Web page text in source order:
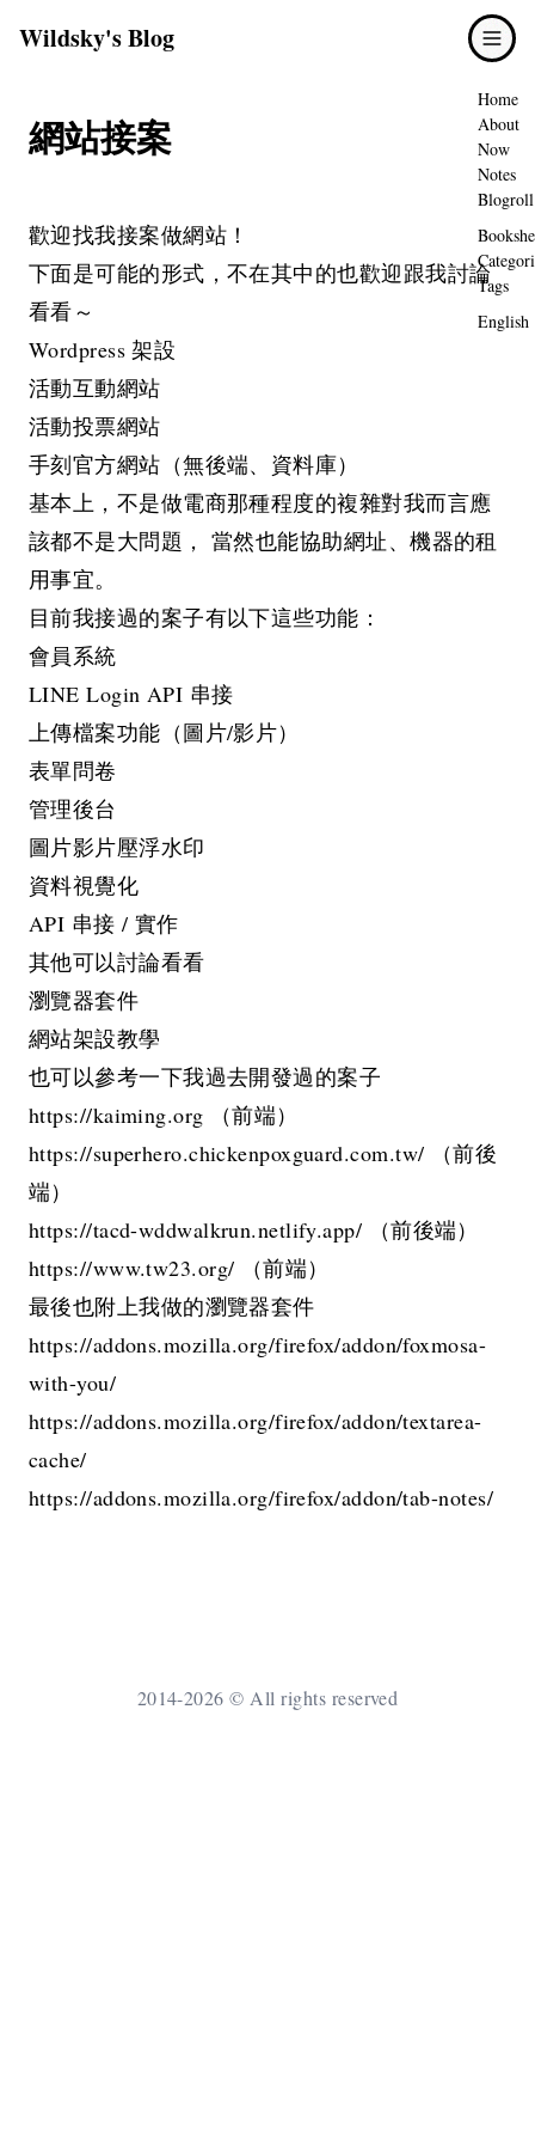
Wildsky's Blog
Home
About
Now
Notes
Blogroll
Tags
English
網站接案
歡迎找我接案做網站！
下面是可能的形式，不在其中的也歡迎跟我討論
看看～
Wordpress 架設
活動互動網站
活動投票網站
手刻官方網站（無後端、資料庫）
基本上，不是做電商那種程度的複雜對我而言應
該都不是大問題， 當然也能協助網址、機器的租
用事宜。
目前我接過的案子有以下這些功能：
會員系統
LINE Login API 串接
上傳檔案功能（圖片/影片）
表單問卷
管理後台
圖片影片壓浮水印
資料視覺化
API 串接 / 實作
其他可以討論看看
瀏覽器套件
網站架設教學
也可以參考一下我過去開發過的案子
https://kaiming.org （前端）
https://superhero.chickenpoxguard.com.tw/ （前後
端）
https://tacd-wddwalkrun.netlify.app/ （前後端）
https://www.tw23.org/ （前端）
最後也附上我做的瀏覽器套件
https://addons.mozilla.org/firefox/addon/foxmosa-
with-you/
https://addons.mozilla.org/firefox/addon/textarea-
cache/
https://addons.mozilla.org/firefox/addon/tab-notes/
2014-2026 © All rights reserved